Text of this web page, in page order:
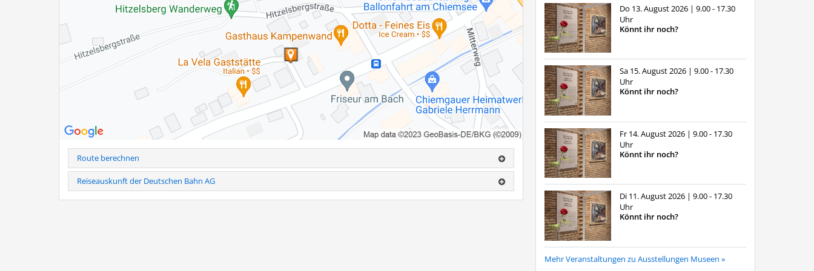
Bernauer Rasthauses. Historische Fotografien und spannende Hintergrundinformationen geben Einblicke in die Entstehung
Die Ausstellungsreihe ist noch bis zum 11. September während der regulären Öffnungszeiten des Rathauses kostenlos
zugänglich.
Weitere Infos als PDF
Route berechnen
Reiseauskunft der Deutschen Bahn AG
Do 13. August 2026 | 9.00 - 17.30
Uhr
Könnt ihr noch?
Sa 15. August 2026 | 9.00 - 17.30
Uhr
Könnt ihr noch?
Fr 14. August 2026 | 9.00 - 17.30
Uhr
Könnt ihr noch?
Di 11. August 2026 | 9.00 - 17.30
Uhr
Könnt ihr noch?
Mehr Veranstaltungen zu Ausstellungen Museen »